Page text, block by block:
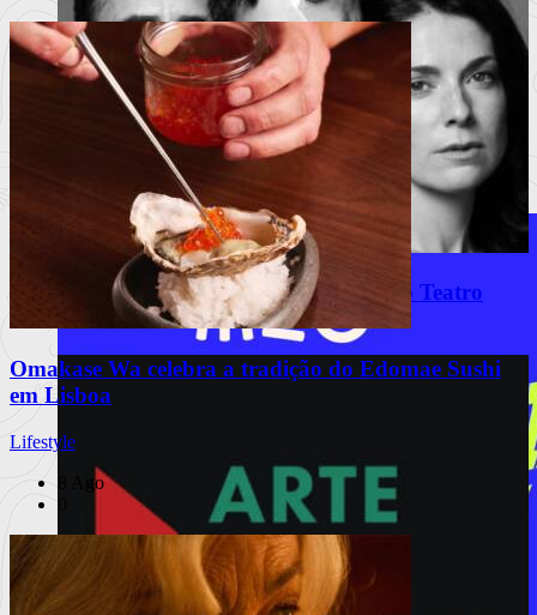
“COCK” estreia a 12 de outubro no Teatro
Maria Matos
Omakase Wa celebra a tradição do Edomae Sushi
em Lisboa
Lifestyle
8 Ago
PUB